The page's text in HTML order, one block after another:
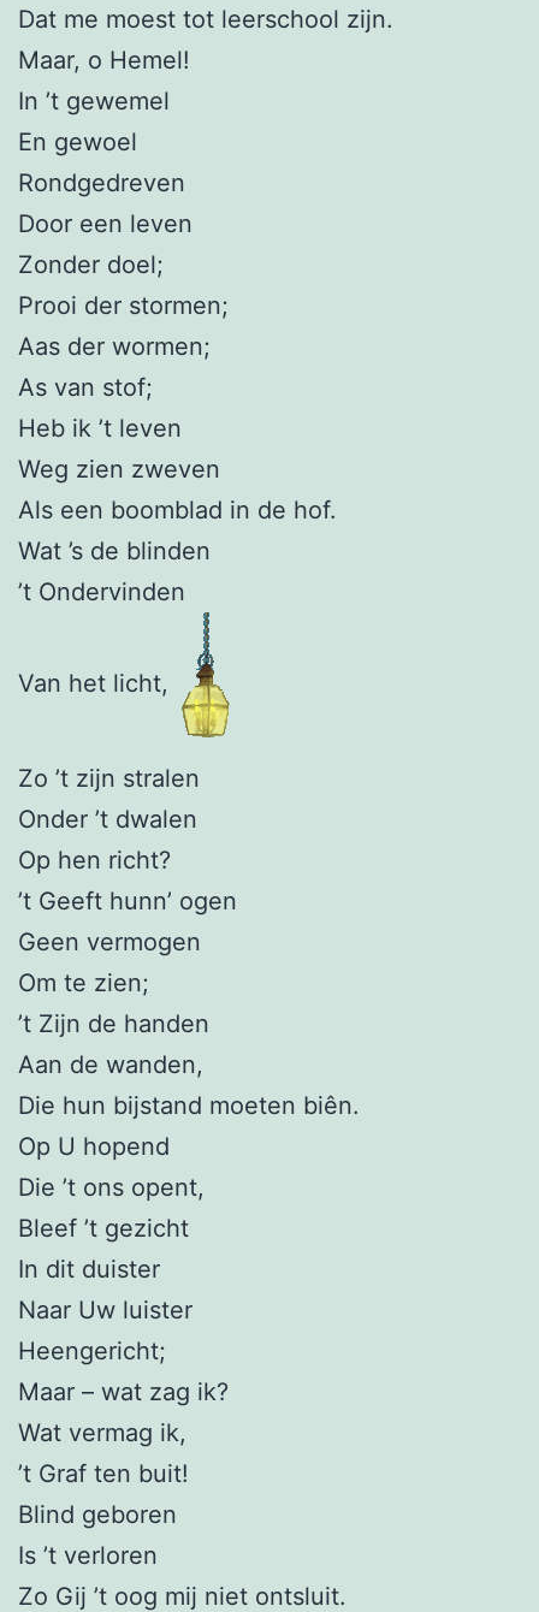
Dat me moest tot leerschool zijn.
Maar, o Hemel!
In ’t gewemel
En gewoel
Rondgedreven
Door een leven
Zonder doel;
Prooi der stormen;
Aas der wormen;
As van stof;
Heb ik ’t leven
Weg zien zweven
Als een boomblad in de hof.
Wat ’s de blinden
’t Ondervinden
Van het licht,
Zo ’t zijn stralen
Onder ’t dwalen
Op hen richt?
’t Geeft hunn’ ogen
Geen vermogen
Om te zien;
’t Zijn de handen
Aan de wanden,
Die hun bijstand moeten biên.
Op U hopend
Die ’t ons opent,
Bleef ’t gezicht
In dit duister
Naar Uw luister
Heengericht;
Maar – wat zag ik?
Wat vermag ik,
’t Graf ten buit!
Blind geboren
Is ’t verloren
Zo Gij ’t oog mij niet ontsluit.